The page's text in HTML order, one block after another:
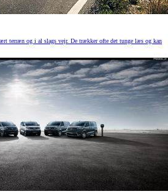
terræn og i al slags vejr. De trækker ofte det tunge læs og kan